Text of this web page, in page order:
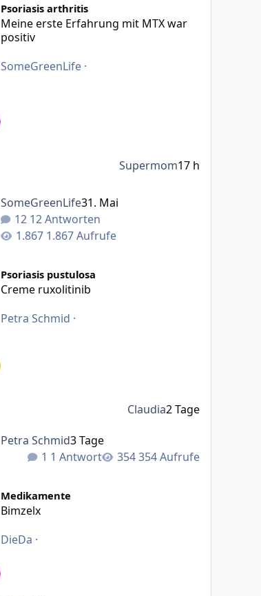
Psoriasis arthritis
Meine erste Erfahrung mit MTX war
positiv
SomeGreenLife ·
12 Antworten
1.867 Aufrufe
SomeGreenLife31. Mai
Supermom17 h
Psoriasis pustulosa
Creme ruxolitinib
Petra Schmid ·
1 Antwort 354 Aufrufe
Petra Schmid3 Tage
Claudia2 Tage
Medikamente
Bimzelx
DieDa ·